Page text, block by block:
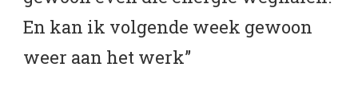
En kan ik volgende week gewoon
weer aan het werk”